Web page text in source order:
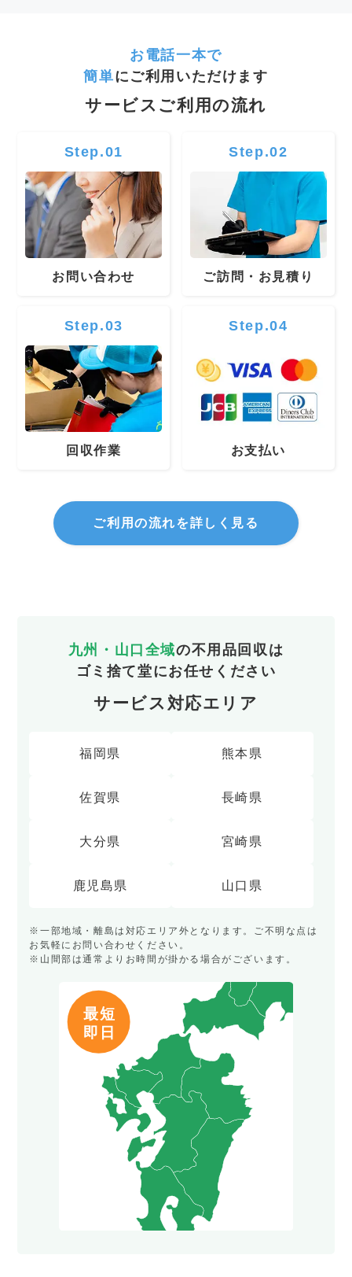
お電話一本で
簡単にご利用いただけます
サービスご利用の流れ
Step.01
お問い合わせ
Step.02
ご訪問・お見積り
Step.03
回収作業
Step.04
お支払い
ご利用の流れを詳しく見る
九州・山口全域の不用品回収は
ゴミ捨て堂にお任せください
サービス対応エリア
福岡県 熊本県
佐賀県 長崎県
大分県 宮崎県
鹿児島県 山口県
※一部地域・離島は対応エリア外となります。ご不明な点は
お気軽にお問い合わせください。
※山間部は通常よりお時間が掛かる場合がございます。